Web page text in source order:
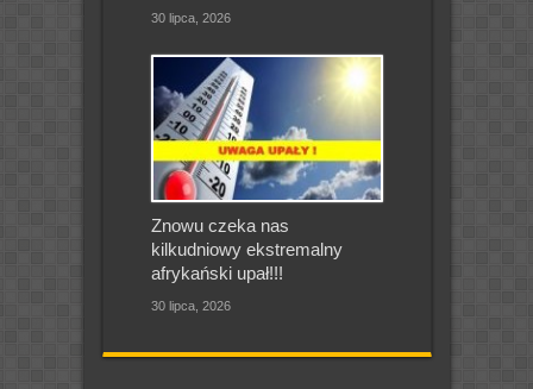
30 lipca, 2026
Znowu czeka nas
kilkudniowy ekstremalny
afrykański upał!!!
30 lipca, 2026